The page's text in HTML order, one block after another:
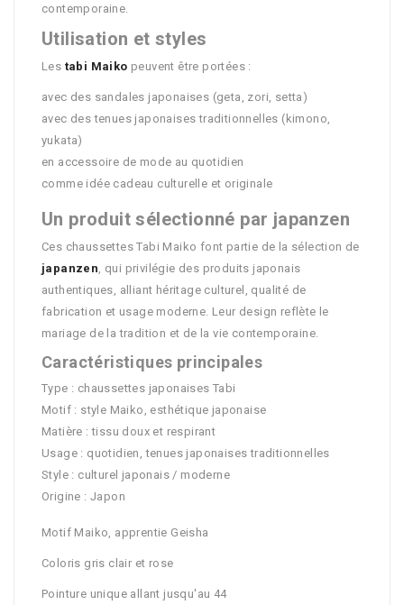
contemporaine.
Utilisation et styles
Les tabi Maiko peuvent être portées :
avec des sandales japonaises (geta, zori, setta)
avec des tenues japonaises traditionnelles (kimono,
yukata)
en accessoire de mode au quotidien
comme idée cadeau culturelle et originale
Un produit sélectionné par japanzen
Ces chaussettes Tabi Maiko font partie de la sélection de
japanzen, qui privilégie des produits japonais
authentiques, alliant héritage culturel, qualité de
fabrication et usage moderne. Leur design reflète le
mariage de la tradition et de la vie contemporaine.
Caractéristiques principales
Type : chaussettes japonaises Tabi
Motif : style Maiko, esthétique japonaise
Matière : tissu doux et respirant
Usage : quotidien, tenues japonaises traditionnelles
Style : culturel japonais / moderne
Origine : Japon
Motif Maiko, apprentie Geisha
Coloris gris clair et rose
Pointure unique allant jusqu'au 44